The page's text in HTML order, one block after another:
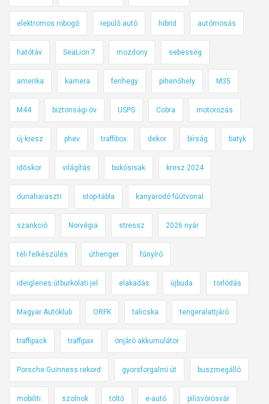
elektromos robogó repülő autó hibrid autómosás
hatótáv SeaLion 7 mozdony sebesség
amerika kamera ferihegy pihenőhely M35
M44 biztonsági öv USPS Cobra motorozás
új kresz phev traffibox dekor bírság batyk
időskor világítás bukósisak kresz 2024
dunaharaszti stop-tábla kanyarodó fűútvonal
szankció Norvégia stressz 2026 nyár
téli felkészülés úthenger fűnyíró
ideiglenes útburkolati jel elakadás újbuda torlódás
Magyar Autóklub ORFK talicska tengeralattjáró
traffipack traffipax önjáró akkumulátor
Porsche Guinness rekord gyorsforgalmi út buszmegálló
mobiliti szolnok töltő e-autó pilisvörösvár